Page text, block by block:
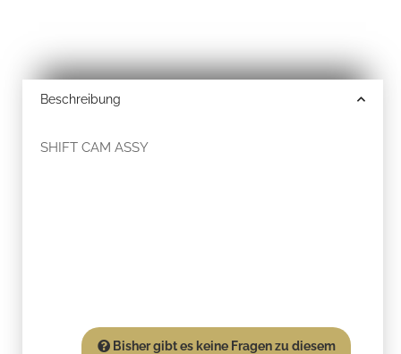
Beschreibung
SHIFT CAM ASSY
Bisher gibt es keine Fragen zu diesem